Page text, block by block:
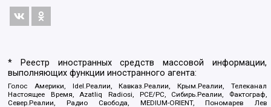
* Реестр иностранных средств массовой информации,
выполняющих функции иностранного агента:
Голос Америки, Idel.Реалии, Кавказ.Реалии, Крым.Реалии, Телеканал
Настоящее Время, Azatliq Radiosi, PCE/PC, Сибирь.Реалии, Фактограф,
Север.Реалии, Радио Свобода, MEDIUM-ORIENT, Пономарев Лев